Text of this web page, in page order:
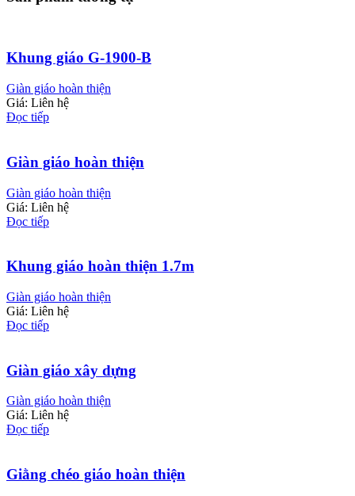
Khung giáo G-1900-B
Giàn giáo hoàn thiện
Giá: Liên hệ
Đọc tiếp
Giàn giáo hoàn thiện
Giàn giáo hoàn thiện
Giá: Liên hệ
Đọc tiếp
Khung giáo hoàn thiện 1.7m
Giàn giáo hoàn thiện
Giá: Liên hệ
Đọc tiếp
Giàn giáo xây dựng
Giàn giáo hoàn thiện
Giá: Liên hệ
Đọc tiếp
Giằng chéo giáo hoàn thiện